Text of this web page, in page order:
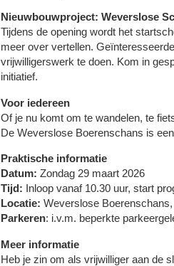
Nieuwbouwproject: Weverslose
Tijdens de opening wordt het
meer over vertellen.
vrijwilligerswerk te doen. Kom in
initiatief.
Voor iedereen
Of je nu komt om te wandelen, te
De Weverslose Boerenschans is
Praktische informatie
Datum: Zondag 29 maart 2026
Tijd: Inloop vanaf 10.30 uur, start
Locatie: Weverslose
Parkeren: i.v.m. beperkte
Meer informatie
Heb je zin om als vrijwilliger aan de